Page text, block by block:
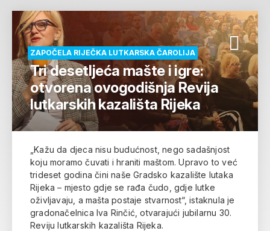
ZAPOČELA RIJEČKA LUTKARSKA ČAROLIJA
Tri desetljeća mašte i igre:
otvorena ovogodišnja Revija
lutkarskih kazališta Rijeka
„Kažu da djeca nisu budućnost, nego sadašnjost
koju moramo čuvati i hraniti maštom. Upravo to već
trideset godina čini naše Gradsko kazalište lutaka
Rijeka – mjesto gdje se rađa čudo, gdje lutke
oživljavaju, a mašta postaje stvarnost“, istaknula je
gradonačelnica Iva Rinčić, otvarajući jubilarnu 30.
Reviju lutkarskih kazališta Rijeka.